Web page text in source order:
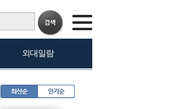
외대일람